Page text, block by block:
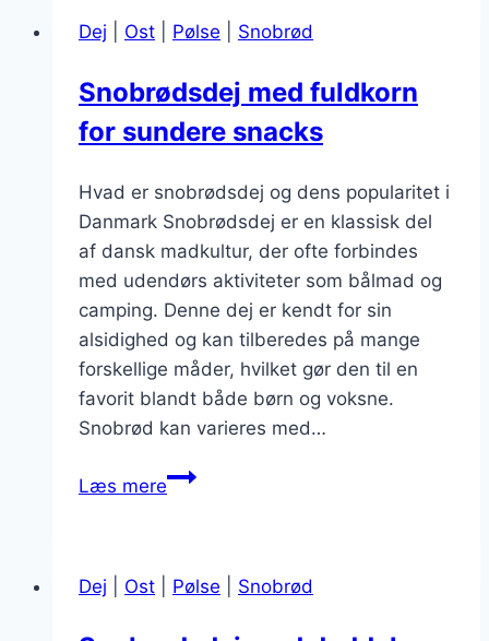
snacks
Dej Ost Pølse Snobrød
Snobrødsdej med fuldkorn
for sundere snacks
Hvad er snobrødsdej og dens popularitet i
Danmark Snobrødsdej er en klassisk del
af dansk madkultur, der ofte forbindes
med udendørs aktiviteter som bålmad og
camping. Denne dej er kendt for sin
alsidighed og kan tilberedes på mange
forskellige måder, hvilket gør den til en
favorit blandt både børn og voksne.
Snobrød kan varieres med…
Læs mereSnobrødsdej
sundere
Dej Ost Pølse Snobrød